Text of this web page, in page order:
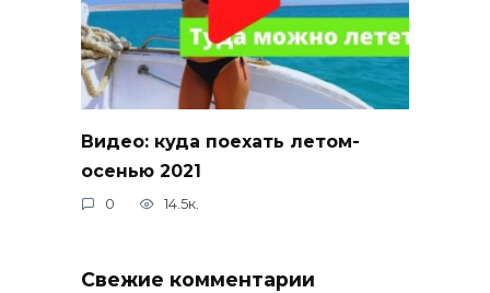
Видео: куда поехать летом-
осенью 2021
0 14.5к.
Свежие комментарии